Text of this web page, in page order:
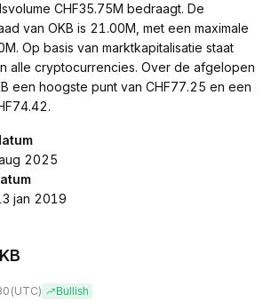
CHF35.75M bedraagt. De
van OKB is 21.00M, met een maximale
Op basis van marktkapitalisatie staat
alle cryptocurrencies. Over de afgelopen
een hoogste punt van CHF77.25 en een
2025
jan 2019
(UTC) Bullish